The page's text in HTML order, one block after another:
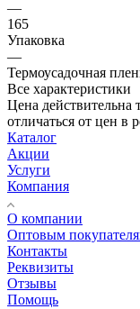
—
165
Упаковка
—
Термоусадочная
Все характеристики
Цена действительна
отличаться от цен в
Каталог
Акции
Услуги
Компания
О компании
Оптовым
Контакты
Реквизиты
Отзывы
Помощь